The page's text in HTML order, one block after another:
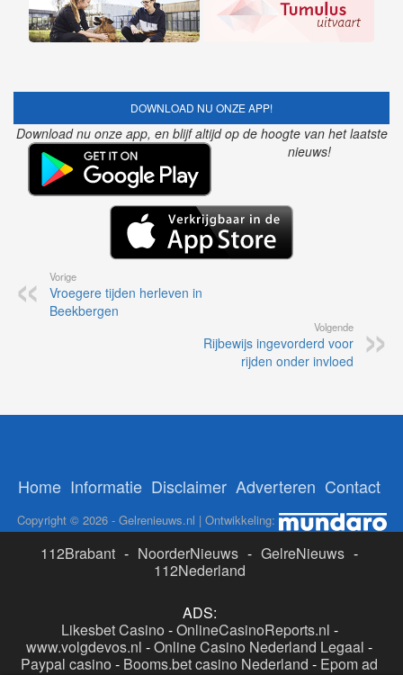
DOWNLOAD NU ONZE APP!
Download nu onze app, en blijf altijd op de hoogte van het laatste
nieuws!
Vorige
Vroegere tijden herleven in
Beekbergen
Volgende
Rijbewijs ingevorderd voor
rijden onder invloed
Home Informatie Disclaimer Adverteren Contact
Copyright © 2026 - Gelrenieuws.nl | Ontwikkeling:
112Brabant - NoorderNieuws - GelreNieuws -
112Nederland
ADS:
Likesbet Casino -OnlineCasinoReports.nl -
www.volgdevos.nl -Online Casino Nederland Legaal -
Paypal casino - Booms.bet casino Nederland - Epom ad